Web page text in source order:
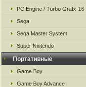
PC Engine / Turbo Grafx-16
Sega
Sega Master System
Super Nintendo
Портативные
Game Boy
Game Boy Advance